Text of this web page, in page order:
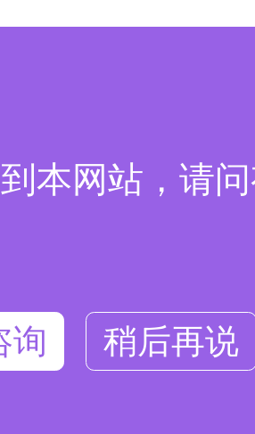
本网站，请
询 稍后再说